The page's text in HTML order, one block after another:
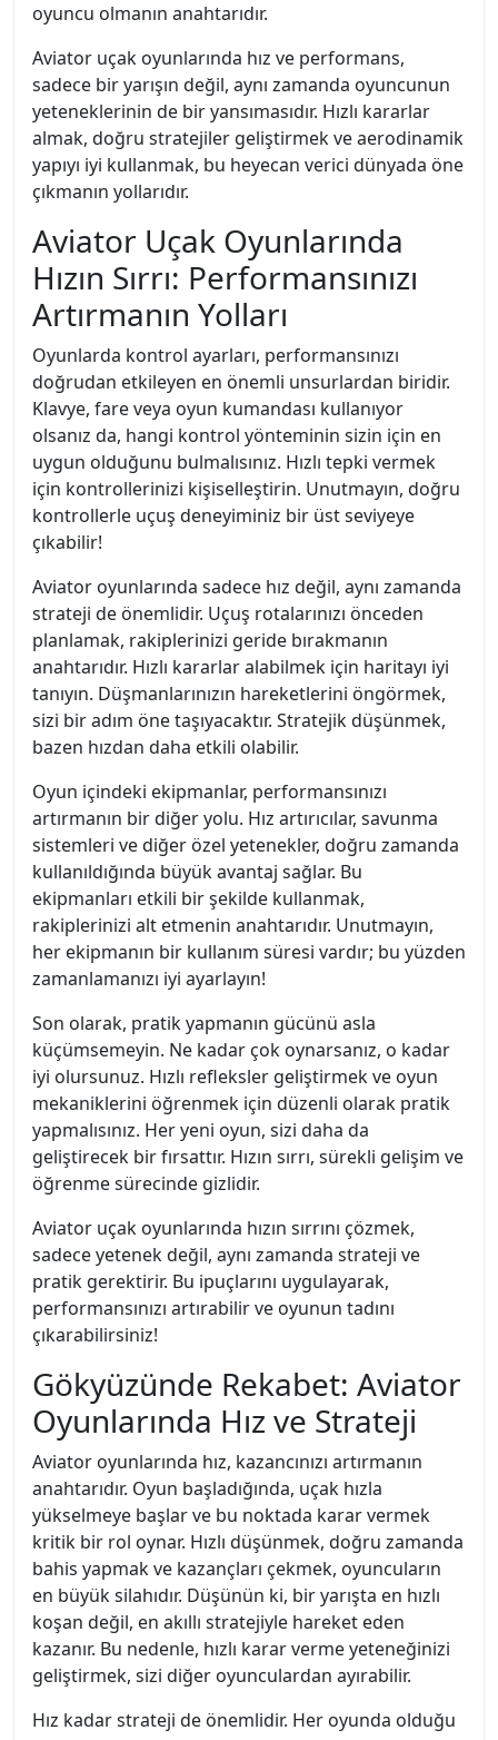
oyuncu olmanın anahtarıdır.
Aviator uçak oyunlarında hız ve performans,
sadece bir yarışın değil, aynı zamanda oyuncunun
yeteneklerinin de bir yansımasıdır. Hızlı kararlar
almak, doğru stratejiler geliştirmek ve aerodinamik
yapıyı iyi kullanmak, bu heyecan verici dünyada öne
çıkmanın yollarıdır.
Aviator Uçak Oyunlarında
Hızın Sırrı: Performansınızı
Artırmanın Yolları
Oyunlarda kontrol ayarları, performansınızı
doğrudan etkileyen en önemli unsurlardan biridir.
Klavye, fare veya oyun kumandası kullanıyor
olsanız da, hangi kontrol yönteminin sizin için en
uygun olduğunu bulmalısınız. Hızlı tepki vermek
için kontrollerinizi kişiselleştirin. Unutmayın, doğru
kontrollerle uçuş deneyiminiz bir üst seviyeye
çıkabilir!
Aviator oyunlarında sadece hız değil, aynı zamanda
strateji de önemlidir. Uçuş rotalarınızı önceden
planlamak, rakiplerinizi geride bırakmanın
anahtarıdır. Hızlı kararlar alabilmek için haritayı iyi
tanıyın. Düşmanlarınızın hareketlerini öngörmek,
sizi bir adım öne taşıyacaktır. Stratejik düşünmek,
bazen hızdan daha etkili olabilir.
Oyun içindeki ekipmanlar, performansınızı
artırmanın bir diğer yolu. Hız artırıcılar, savunma
sistemleri ve diğer özel yetenekler, doğru zamanda
kullanıldığında büyük avantaj sağlar. Bu
ekipmanları etkili bir şekilde kullanmak,
rakiplerinizi alt etmenin anahtarıdır. Unutmayın,
her ekipmanın bir kullanım süresi vardır; bu yüzden
zamanlamanızı iyi ayarlayın!
Son olarak, pratik yapmanın gücünü asla
küçümsemeyin. Ne kadar çok oynarsanız, o kadar
iyi olursunuz. Hızlı refleksler geliştirmek ve oyun
mekaniklerini öğrenmek için düzenli olarak pratik
yapmalısınız. Her yeni oyun, sizi daha da
geliştirecek bir fırsattır. Hızın sırrı, sürekli gelişim ve
öğrenme sürecinde gizlidir.
Aviator uçak oyunlarında hızın sırrını çözmek,
sadece yetenek değil, aynı zamanda strateji ve
pratik gerektirir. Bu ipuçlarını uygulayarak,
performansınızı artırabilir ve oyunun tadını
çıkarabilirsiniz!
Gökyüzünde Rekabet: Aviator
Oyunlarında Hız ve Strateji
Aviator oyunlarında hız, kazancınızı artırmanın
anahtarıdır. Oyun başladığında, uçak hızla
yükselmeye başlar ve bu noktada karar vermek
kritik bir rol oynar. Hızlı düşünmek, doğru zamanda
bahis yapmak ve kazançları çekmek, oyuncuların
en büyük silahıdır. Düşünün ki, bir yarışta en hızlı
koşan değil, en akıllı stratejiyle hareket eden
kazanır. Bu nedenle, hızlı karar verme yeteneğinizi
geliştirmek, sizi diğer oyunculardan ayırabilir.
Hız kadar strateji de önemlidir. Her oyunda olduğu